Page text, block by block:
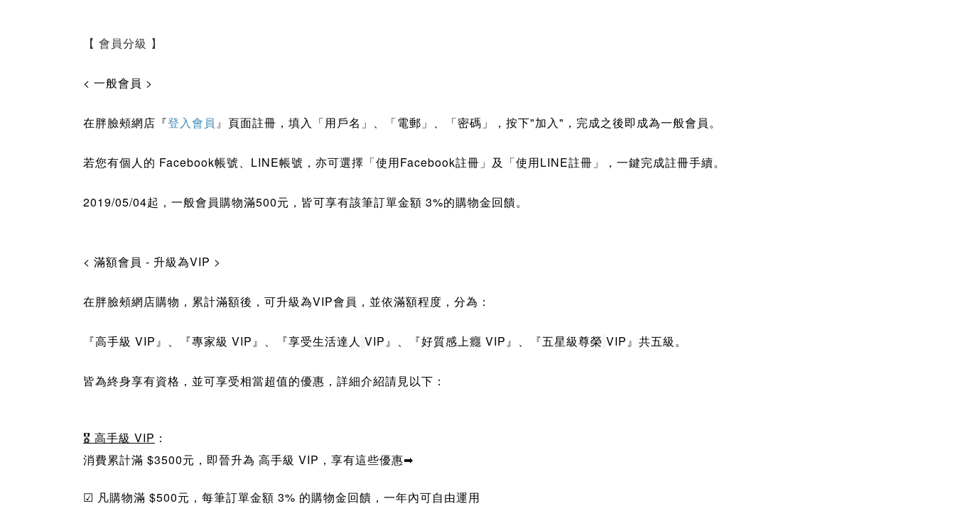
【 會員分級 】
< 一般會員 >
在胖臉頰網店 『登入會員 』 頁面註冊，填入「用戶名」、 「電郵」、 「密碼」，按下"加入"，完成之後即成為一般會員。
若您有個人的 Facebook帳號、LINE帳號 ，亦可選擇 「使用Facebook註冊 」及 「使用LINE註冊 」 ，一鍵完成註冊手續。
2019/05/04起， 一般會員購物滿500元，皆可享有該筆訂單金額 3%的購物金回饋。
< 滿額會員 - 升級為VIP >
在胖臉頰網店購物，累計滿額後，可升級為VIP會員，並依滿額程度，分為：
『高手級 VIP』、 『專家級 VIP』 、 『享受生活達人 VIP』 、 『好質感上癮 VIP』 、 『五星級尊榮 VIP』 共五級。
皆為終身享有資格，並可享受相當超值的優惠，詳細介紹請見以下：
🎖 高手級 VIP ：
消費累計滿 $3500元，即晉升為 高手級 VIP， 享有這些優惠➡
☑ 凡購物滿 $500元， 每筆訂單金額 3% 的購物金回饋，一年內可自由運用